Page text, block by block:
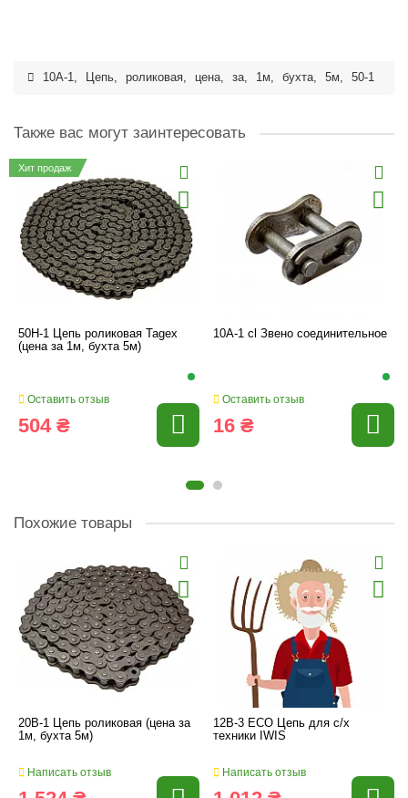
10A-1, Цепь, роликовая, цена, за, 1м, бухта, 5м, 50-1
Также вас могут заинтересовать
Хит продаж
50H-1 Цепь роликовая Tagex
(цена за 1м, бухта 5м)
Оставить отзыв
504 ₴
10A-1 cl Звено соединительное
Оставить отзыв
16 ₴
Похожие товары
20B-1 Цепь роликовая (цена за
1м, бухта 5м)
Написать отзыв
12B-3 ECO Цепь для с/х
техники IWIS
Написать отзыв